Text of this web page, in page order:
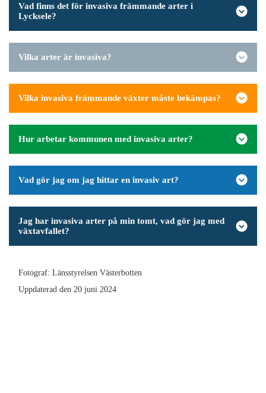
Vad finns det för invasiva främmande arter i
Lycksele?
Vilka arter är invasiva?
Vilka invasiva främmande växter måste bekämpas?
Hur arbetar kommunen med invasiva arter?
Vad gör jag om jag hittar en invasiv art?
Jag har invasiva arter på min tomt, vad gör jag med
växtavfallet?
Fotograf: Länsstyrelsen Västerbotten
Uppdaterad den 20 juni 2024